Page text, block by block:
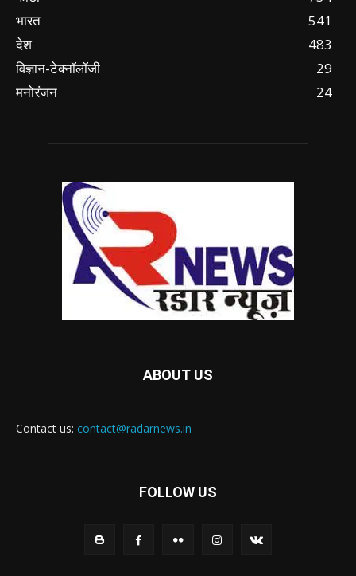
भारत
541
देश
483
विज्ञान-टेक्नॉलॉजी
29
मनोरंजन
24
ABOUT US
Contact us: contact@radarnews.in
FOLLOW US